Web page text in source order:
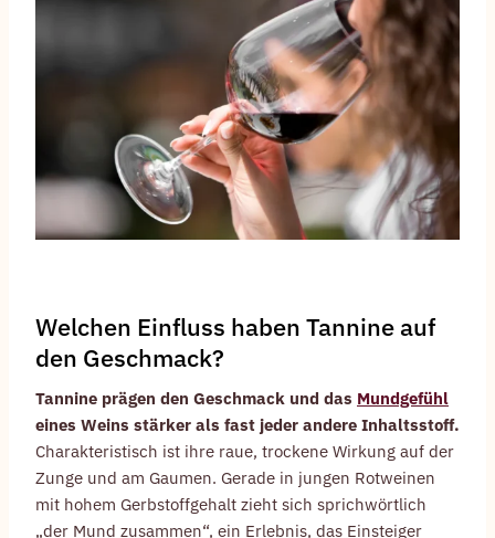
Welchen Einfluss haben Tannine auf
den Geschmack?
Tannine prägen den Geschmack und das Mundgefühl
eines Weins stärker als fast jeder andere Inhaltsstoff.
Charakteristisch ist ihre raue, trockene Wirkung auf der
Zunge und am Gaumen. Gerade in jungen Rotweinen
mit hohem Gerbstoffgehalt zieht sich sprichwörtlich
„der Mund zusammen“, ein Erlebnis, das Einsteiger